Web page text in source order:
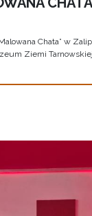
Chata” w
Ziemi